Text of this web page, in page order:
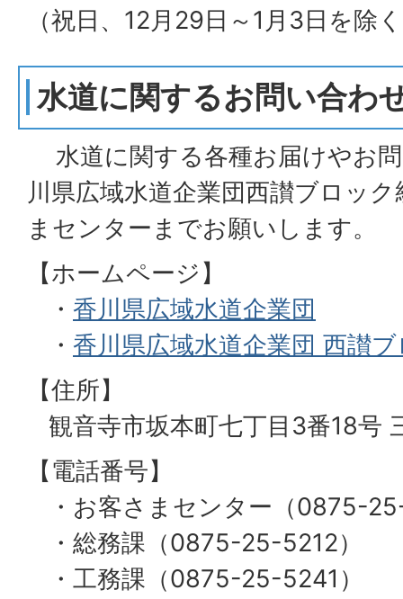
（祝日、12月29日～1月3日を除
水道に関するお問い合わ
水道に関する各種お届けやお
川県広域水道企業団西讃ブロッ
まセンターまでお願いします。
【ホームページ】
・ 香川県広域水道企業団
・ 香川県広域水道企業団 西讃
【住所】
観音寺市坂本町七丁目3番18号
【電話番号】
・お客さまセンター（0875-
・総務課（0875-​25-5212）
・工務課（0875-​25-5241）